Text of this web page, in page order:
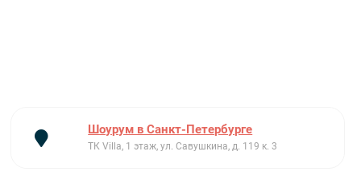
Шоурум в Санкт-Петербурге
ТК Villa, 1 этаж, ул. Савушкина, д. 119 к. 3